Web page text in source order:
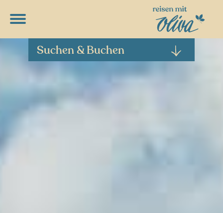
Suchen & Buchen
DETAILPROGRAMME
RUNTERLADEN